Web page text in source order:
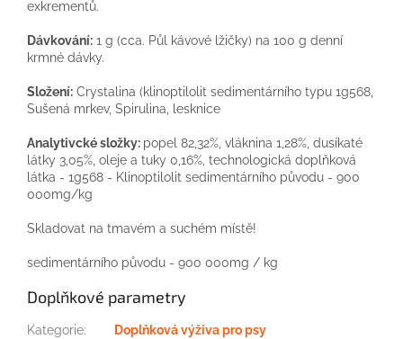
exkrementů.
Dávkování: 1 g (cca. Půl kávové lžičky) na 100 g denní
krmné dávky.
Složení: Crystalina (klinoptilolit sedimentárního typu 1g568,
Sušená mrkev, Spirulina, lesknice
Analytivcké složky: popel 82,32%, vláknina 1,28%, dusíkaté
látky 3,05%, oleje a tuky 0,16%, technologická doplňková
látka - 1g568 - Klinoptilolit sedimentárního původu - 900
000mg/kg
Skladovat na tmavém a suchém místě!
sedimentárního původu - 900 000mg / kg
Doplňkové parametry
Kategorie:
Doplňková výživa pro psy